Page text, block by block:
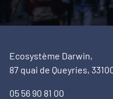
Ecosystème Darwin,
87 quai de Queyries,
05 56 90 81 00